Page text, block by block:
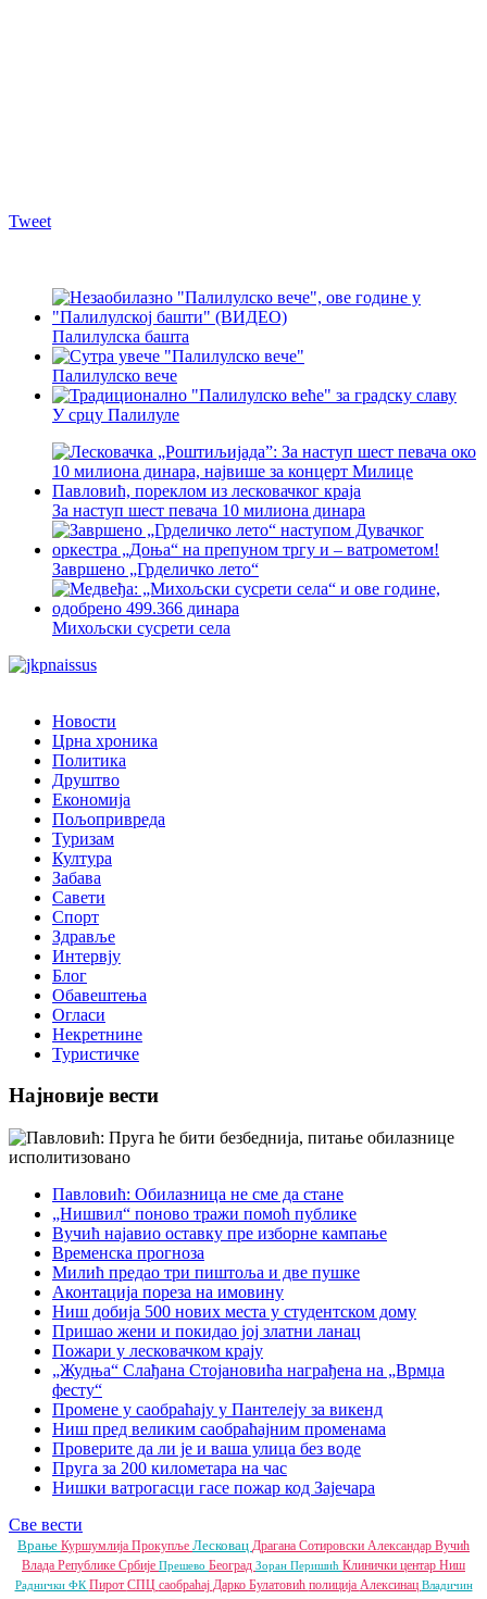
Tweet
Палилулска башта
Палилулско вече
У срцу Палилуле
За наступ шест певача 10 милиона динара
Завршено „Грделичко лето“
Михољски сусрети села
Новости
Црна хроника
Политика
Друштво
Економија
Пољопривреда
Туризам
Култура
Забава
Савети
Спорт
Здравље
Интервју
Блог
Обавештења
Огласи
Некретнине
Туристичке
Најновије вести
Павловић: Обилазница не сме да стане
„Нишвил“ поново тражи помоћ публике
Вучић најавио оставку пре изборне кампање
Временска прогноза
Милић предао три пиштоља и две пушке
Аконтација пореза на имовину
Ниш добија 500 нових места у студентском дому
Пришао жени и покидао јој златни ланац
Пожари у лесковачком крају
„Жудња“ Слађана Стојановића награђена на „Врмџа
фесту“
Промене у саобраћају у Пантелеју за викенд
Ниш пред великим саобраћајним променама
Проверите да ли је и ваша улица без воде
Пруга за 200 километара на час
Нишки ватрогасци гасе пожар код Зајечара
Све вести
Врање Куршумлија Прокупље Лесковац Драгана Сотировски Александар Вучић
Влада Републике Србије Прешево Београд Зоран Перишић Клинички центар Ниш
Раднички ФК Пирот СПЦ саобраћај Дарко Булатовић полиција Алексинац Владичин